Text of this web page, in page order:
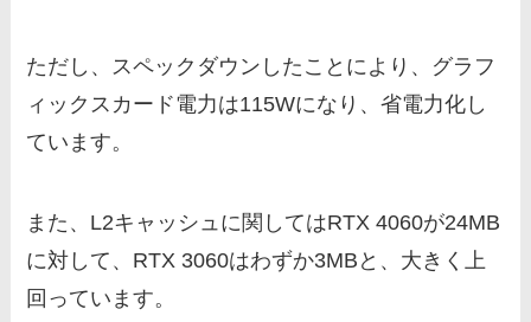
ただし、スペックダウンしたことにより、グラフ
ィックスカード電力は115Wになり、省電力化し
ています。
また、 L2キャッシュに関してはRTX 4060が24MB
に対して、RTX 3060はわずか3MBと、大きく上
回っています。